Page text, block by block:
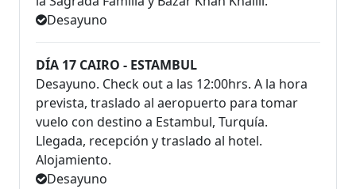
Desayuno
DÍA 17 CAIRO - ESTAMBUL
Desayuno. Check out a las 12:00hrs. A la hora
prevista, traslado al aeropuerto para tomar
vuelo con destino a Estambul, Turquía.
Llegada, recepción y traslado al hotel.
Alojamiento.
Desayuno